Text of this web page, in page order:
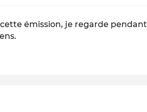
émission, je regarde pendant